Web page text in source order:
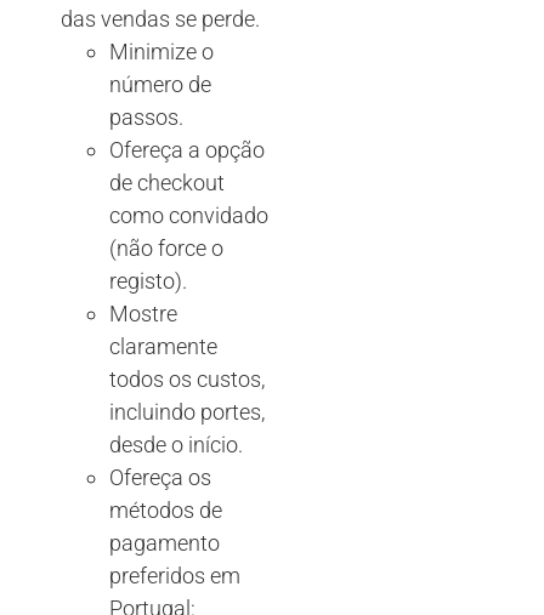
das vendas se perde.
Minimize o
número de
passos.
Ofereça a opção
de checkout
como convidado
(não force o
registo).
Mostre
claramente
todos os custos,
incluindo portes,
desde o início.
Ofereça os
métodos de
pagamento
preferidos em
Portugal: